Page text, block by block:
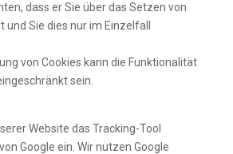
dass er Sie über das Setzen von
Sie dies nur im Einzelfall
von Cookies kann die Funktionalität
sein.
Website das Tracking-Tool
Google ein. Wir nutzen Google